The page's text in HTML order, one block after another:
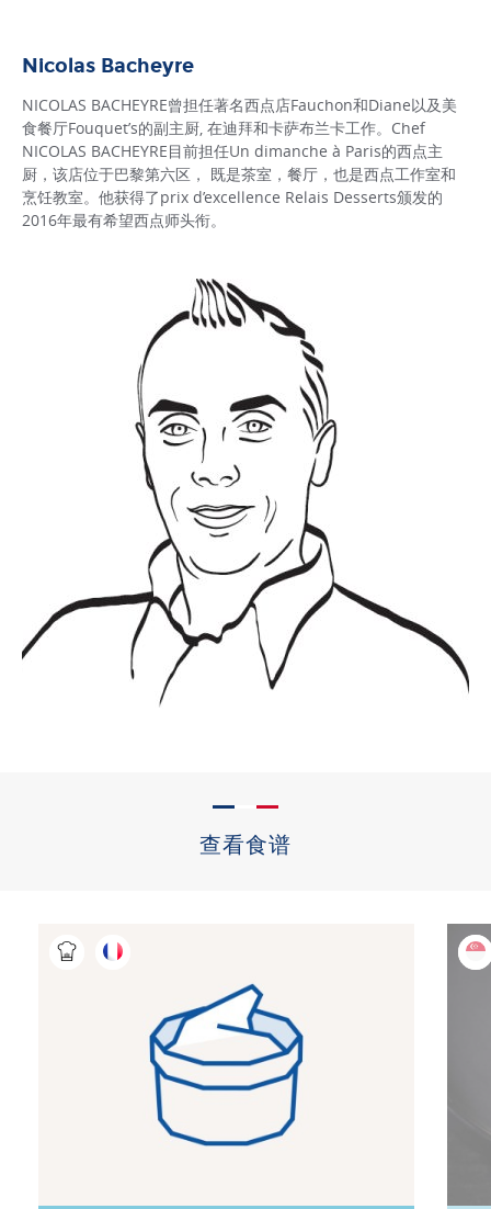
Nicolas Bacheyre
NICOLAS BACHEYRE曾担任著名西点店Fauchon和Diane以及美
食餐厅Fouquet’s的副主厨, 在迪拜和卡萨布兰卡工作。Chef
NICOLAS BACHEYRE目前担任Un dimanche à Paris的西点主
厨，该店位于巴黎第六区， 既是茶室，餐厅，也是西点工作室和
烹饪教室。他获得了prix d’excellence Relais Desserts颁发的
2016年最有希望西点师头衔。
查看食谱